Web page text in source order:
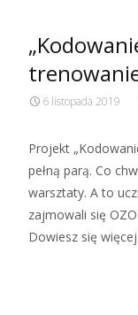
6 listopada 2019
Projekt
pełną parą. Co
warsztaty. A to
zajmowali się
Dowiesz się więcej